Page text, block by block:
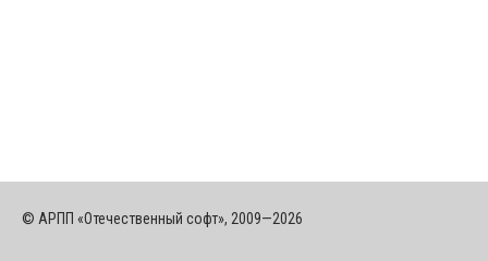
© АРПП «Отечественный софт», 2009—2026